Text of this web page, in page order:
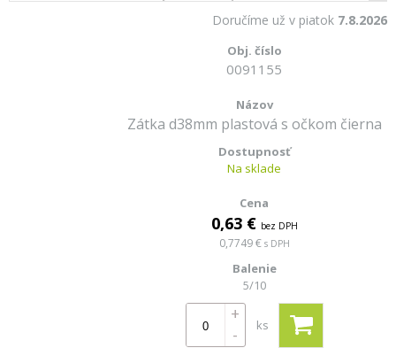
Doručíme už v piatok 7.8.2026
0091155
Zátka d38mm plastová s očkom čierna
Na sklade
0,63 € bez DPH
0,7749 € s DPH
5/10
+
-
ks